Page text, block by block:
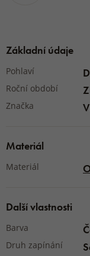
Základní údaje
Pohlaví
Roční období
Značka
Materiál
Materiál
Další vlastnosti
Barva
Druh zapínání